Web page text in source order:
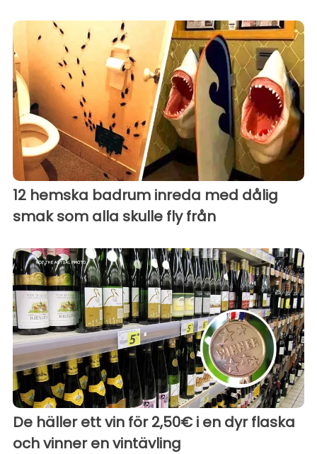
12 hemska badrum inreda med dålig
smak som alla skulle fly från
De häller ett vin för 2,50€ i en dyr flaska
och vinner en vintävling